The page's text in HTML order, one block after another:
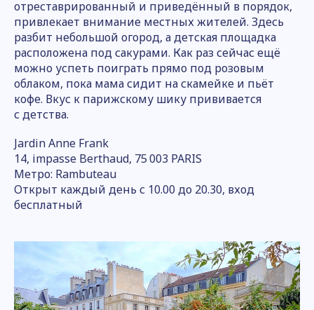
отреставрированный и приведённый в порядок,
привлекает внимание местных жителей. Здесь
разбит небольшой огород, а детская площадка
расположена под сакурами. Как раз сейчас ещё
можно успеть поиграть прямо под розовым
облаком, пока мама сидит на скамейке и пьёт
кофе. Вкус к парижскому шику прививается
с детства.
Jardin Anne Frank
14, impasse Berthaud, 75 003 PARIS
Метро: Rambuteau
Открыт каждый день с 10.00 до 20.30, вход
бесплатный